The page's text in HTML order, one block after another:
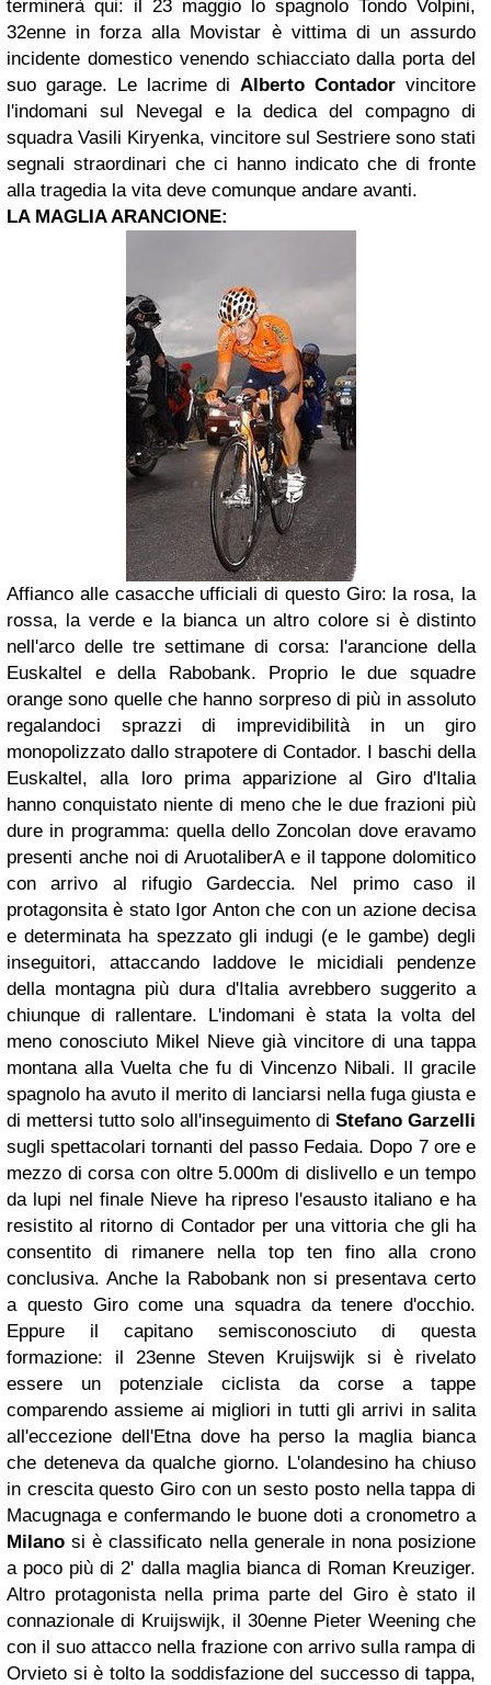
terminerà qui: il 23 maggio lo spagnolo Tondo Volpini,
32enne in forza alla Movistar è vittima di un assurdo
incidente domestico venendo schiacciato dalla porta del
suo garage. Le lacrime diAlberto Contador vincitore
l'indomani sul Nevegal e la dedica del compagno di
squadra Vasili Kiryenka, vincitore sul Sestriere sono stati
segnali straordinari che ci hanno indicato che di fronte
alla tragedia la vita deve comunque andare avanti.
LA MAGLIA ARANCIONE:
Affianco alle casacche ufficiali di questo Giro: la rosa, la
rossa, la verde e la bianca un altro colore si è distinto
nell'arco delle tre settimane di corsa: l'arancione della
Euskaltel e della Rabobank. Proprio le due squadre
orange sono quelle che hanno sorpreso di più in assoluto
regalandoci sprazzi di imprevidibilità in un giro
monopolizzato dallo strapotere di Contador. I baschi della
Euskaltel, alla loro prima apparizione al Giro d'Italia
hanno conquistato niente di meno che le due frazioni più
dure in programma: quella dello Zoncolan dove eravamo
presenti anche noi di AruotaliberA e il tappone dolomitico
con arrivo al rifugio Gardeccia. Nel primo caso il
protagonsita è stato Igor Anton che con un azione decisa
e determinata ha spezzato gli indugi (e le gambe) degli
inseguitori, attaccando laddove le micidiali pendenze
della montagna più dura d'Italia avrebbero suggerito a
chiunque di rallentare. L'indomani è stata la volta del
meno conosciuto Mikel Nieve già vincitore di una tappa
montana alla Vuelta che fu di Vincenzo Nibali. Il gracile
spagnolo ha avuto il merito di lanciarsi nella fuga giusta e
di mettersi tutto solo all'inseguimento di Stefano Garzelli
sugli spettacolari tornanti del passo Fedaia. Dopo 7 ore e
mezzo di corsa con oltre 5.000m di dislivello e un tempo
da lupi nel finale Nieve ha ripreso l'esausto italiano e ha
resistito al ritorno di Contador per una vittoria che gli ha
consentito di rimanere nella top ten fino alla crono
conclusiva. Anche la Rabobank non si presentava certo
a questo Giro come una squadra da tenere d'occhio.
Eppure il capitano semisconosciuto di questa
formazione: il 23enne Steven Kruijswijk si è rivelato
essere un potenziale ciclista da corse a tappe
comparendo assieme ai migliori in tutti gli arrivi in salita
all'eccezione dell'Etna dove ha perso la maglia bianca
che deteneva da qualche giorno. L'olandesino ha chiuso
in crescita questo Giro con un sesto posto nella tappa di
Macugnaga e confermando le buone doti a cronometro a
Milano si è classificato nella generale in nona posizione
a poco più di 2' dalla maglia bianca di Roman Kreuziger.
Altro protagonista nella prima parte del Giro è stato il
connazionale di Kruijswijk, il 30enne Pieter Weening che
con il suo attacco nella frazione con arrivo sulla rampa di
Orvieto si è tolto la soddisfazione del successo di tappa,